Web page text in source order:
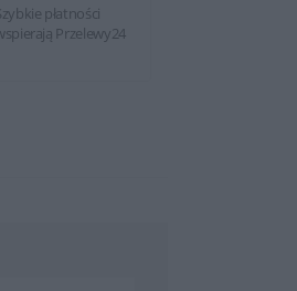
płatności
Przelewy24